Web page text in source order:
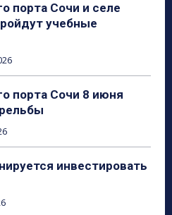
порта Сочи и селе
учебные
порта Сочи 8 июня
инвестировать